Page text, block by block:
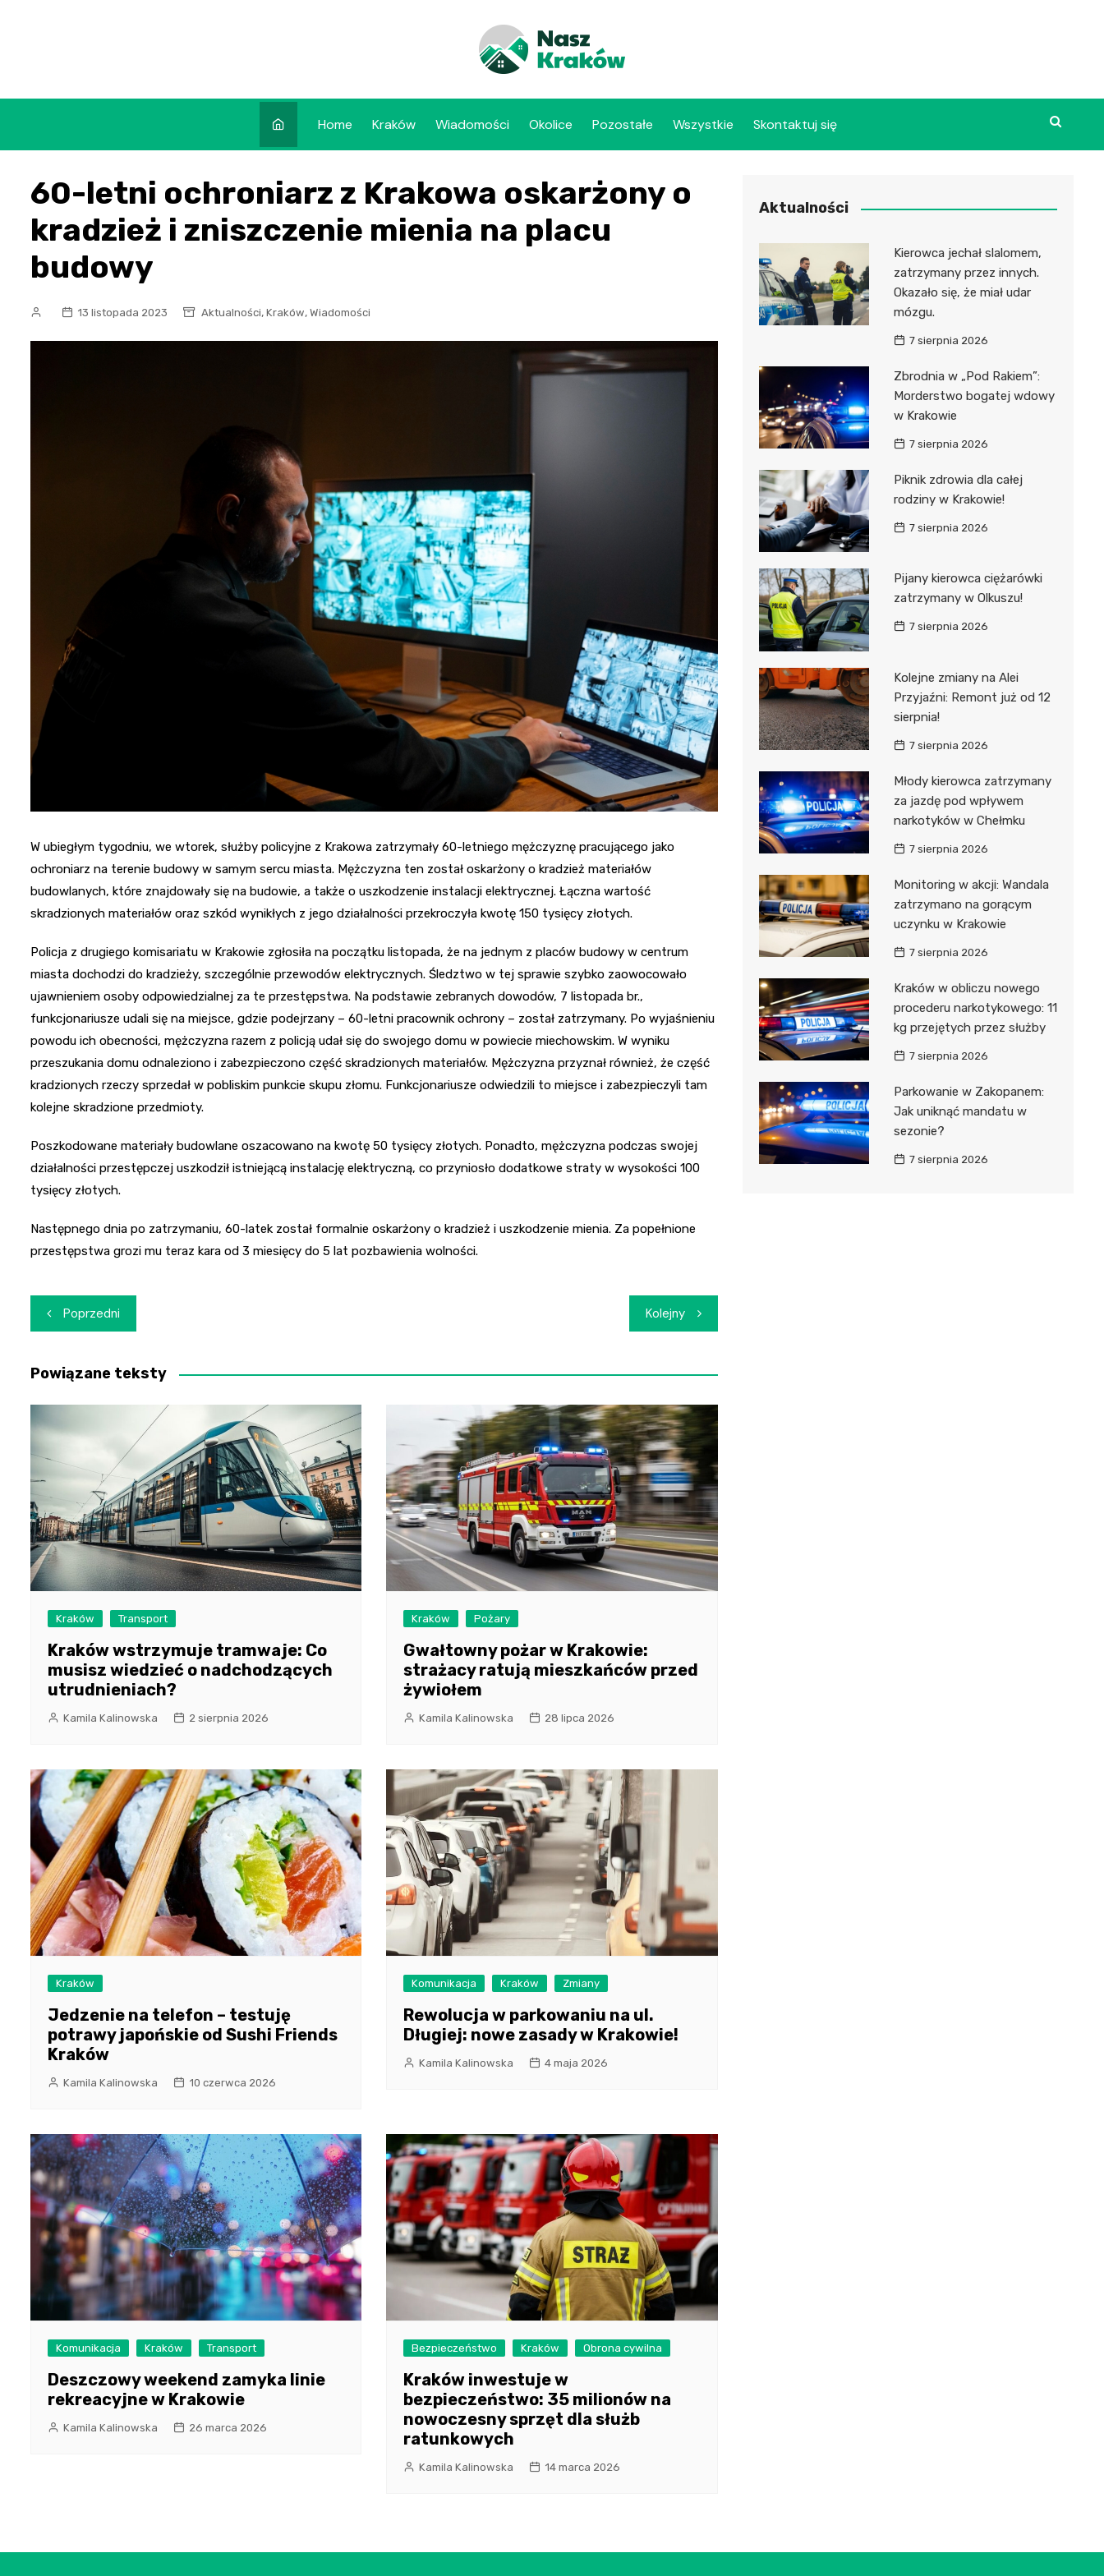
Home Kraków Wiadomości Okolice Pozostałe Wszystkie Skontaktuj się
60-letni ochroniarz z Krakowa oskarżony o
kradzież i zniszczenie mienia na placu
budowy
13 listopada 2023 Aktualności, Kraków, Wiadomości
W ubiegłym tygodniu, we wtorek, służby policyjne z Krakowa zatrzymały 60-letniego mężczyznę pracującego jako
ochroniarz na terenie budowy w samym sercu miasta. Mężczyzna ten został oskarżony o kradzież materiałów
budowlanych, które znajdowały się na budowie, a także o uszkodzenie instalacji elektrycznej. Łączna wartość
skradzionych materiałów oraz szkód wynikłych z jego działalności przekroczyła kwotę 150 tysięcy złotych.
Policja z drugiego komisariatu w Krakowie zgłosiła na początku listopada, że na jednym z placów budowy w centrum
miasta dochodzi do kradzieży, szczególnie przewodów elektrycznych. Śledztwo w tej sprawie szybko zaowocowało
ujawnieniem osoby odpowiedzialnej za te przestępstwa. Na podstawie zebranych dowodów, 7 listopada br.,
funkcjonariusze udali się na miejsce, gdzie podejrzany – 60-letni pracownik ochrony – został zatrzymany. Po wyjaśnieniu
powodu ich obecności, mężczyzna razem z policją udał się do swojego domu w powiecie miechowskim. W wyniku
przeszukania domu odnaleziono i zabezpieczono część skradzionych materiałów. Mężczyzna przyznał również, że część
kradzionych rzeczy sprzedał w pobliskim punkcie skupu złomu. Funkcjonariusze odwiedzili to miejsce i zabezpieczyli tam
kolejne skradzione przedmioty.
Poszkodowane materiały budowlane oszacowano na kwotę 50 tysięcy złotych. Ponadto, mężczyzna podczas swojej
działalności przestępczej uszkodził istniejącą instalację elektryczną, co przyniosło dodatkowe straty w wysokości 100
tysięcy złotych.
Następnego dnia po zatrzymaniu, 60-latek został formalnie oskarżony o kradzież i uszkodzenie mienia. Za popełnione
przestępstwa grozi mu teraz kara od 3 miesięcy do 5 lat pozbawienia wolności.
Nawigacja
wpisu
Poprzedni Kolejny
Powiązane teksty
Kraków Transport
Kraków wstrzymuje tramwaje: Co
musisz wiedzieć o nadchodzących
utrudnieniach?
Kamila Kalinowska 2 sierpnia 2026
Kraków Pożary
Gwałtowny pożar w Krakowie:
strażacy ratują mieszkańców przed
żywiołem
Kamila Kalinowska 28 lipca 2026
Kraków
Jedzenie na telefon – testuję
potrawy japońskie od Sushi Friends
Kraków
Kamila Kalinowska 10 czerwca 2026
Komunikacja Kraków Zmiany
Rewolucja w parkowaniu na ul.
Długiej: nowe zasady w Krakowie!
Kamila Kalinowska 4 maja 2026
Komunikacja Kraków Transport
Deszczowy weekend zamyka linie
rekreacyjne w Krakowie
Kamila Kalinowska 26 marca 2026
Bezpieczeństwo Kraków Obrona cywilna
Kraków inwestuje w
bezpieczeństwo: 35 milionów na
nowoczesny sprzęt dla służb
ratunkowych
Kamila Kalinowska 14 marca 2026
Aktualności
Kierowca jechał slalomem,
zatrzymany przez innych.
Okazało się, że miał udar
mózgu.
7 sierpnia 2026
Zbrodnia w „Pod Rakiem”:
Morderstwo bogatej wdowy
w Krakowie
7 sierpnia 2026
Piknik zdrowia dla całej
rodziny w Krakowie!
7 sierpnia 2026
Pijany kierowca ciężarówki
zatrzymany w Olkuszu!
7 sierpnia 2026
Kolejne zmiany na Alei
Przyjaźni: Remont już od 12
sierpnia!
7 sierpnia 2026
Młody kierowca zatrzymany
za jazdę pod wpływem
narkotyków w Chełmku
7 sierpnia 2026
Monitoring w akcji: Wandala
zatrzymano na gorącym
uczynku w Krakowie
7 sierpnia 2026
Kraków w obliczu nowego
procederu narkotykowego: 11
kg przejętych przez służby
7 sierpnia 2026
Parkowanie w Zakopanem:
Jak uniknąć mandatu w
sezonie?
7 sierpnia 2026